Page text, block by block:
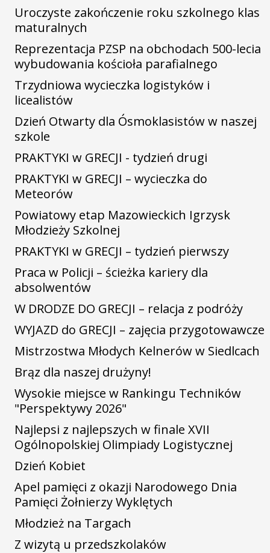
Uroczyste zakończenie roku szkolnego klas
maturalnych
Reprezentacja PZSP na obchodach 500-lecia
wybudowania kościoła parafialnego
Trzydniowa wycieczka logistyków i
licealistów
Dzień Otwarty dla Ósmoklasistów w naszej
szkole
PRAKTYKI w GRECJI - tydzień drugi
PRAKTYKI w GRECJI – wycieczka do
Meteorów
Powiatowy etap Mazowieckich Igrzysk
Młodzieży Szkolnej
PRAKTYKI w GRECJI – tydzień pierwszy
Praca w Policji – ścieżka kariery dla
absolwentów
W DRODZE DO GRECJI – relacja z podróży
WYJAZD do GRECJI – zajęcia przygotowawcze
Mistrzostwa Młodych Kelnerów w Siedlcach
Brąz dla naszej drużyny!
Wysokie miejsce w Rankingu Techników
"Perspektywy 2026"
Najlepsi z najlepszych w finale XVII
Ogólnopolskiej Olimpiady Logistycznej
Dzień Kobiet
Apel pamięci z okazji Narodowego Dnia
Pamięci Żołnierzy Wyklętych
Młodzież na Targach
Z wizytą u przedszkolaków